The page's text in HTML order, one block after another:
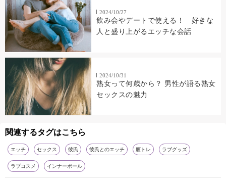
2024/10/27
飲み会やデートで使える！ 好きな
人と盛り上がるエッチな会話
2024/10/31
熟女って何歳から？ 男性が語る熟女
セックスの魅力
関連するタグはこちら
エッチ セックス 彼氏 彼氏とのエッチ 膣トレ ラブグッズ
ラブコスメ インナーボール